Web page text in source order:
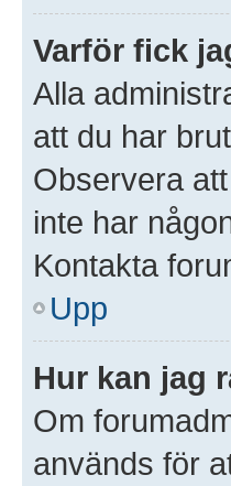
Varför fick
Alla
att du har
Observera
inte har
Kontakta
Upp
Hur kan jag
Om
används för